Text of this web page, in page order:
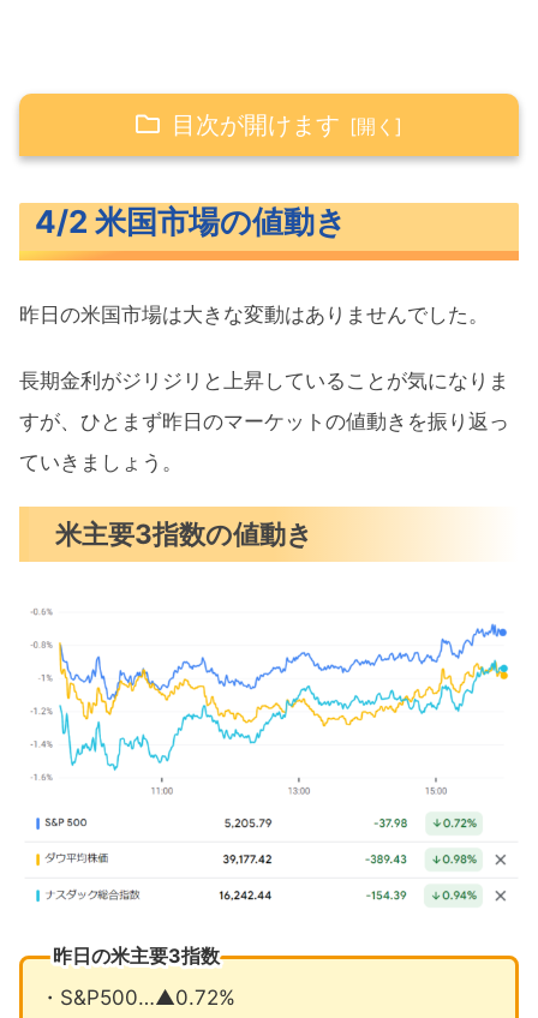
目次が開けます
米主要3指数の値動き
S&P500ヒートマップ
セクター別パフォーマンス
S&P500チャート分析
米国市場のトピックス
テスラ納車台数予想を大きく下回る
FOMCメンバーなお年内3回の利下げ想
米利下げ遅れれば1ドル=160円も
4月の注目イベントについて
まとめ
4/2 米国市場の値動き
昨日の米国市場は大きな変動はありませんでした。
長期金利がジリジリと上昇していることが気になりま
すが、ひとまず昨日のマーケットの値動きを振り返っ
ていきましょう。
米主要3指数の値動き
昨日の米主要3指数
・S&P500…▲0.72%